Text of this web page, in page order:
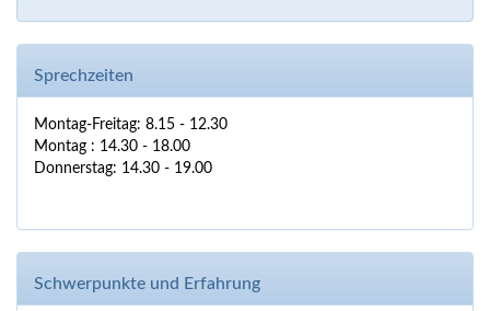
Sprechzeiten
Montag-Freitag: 8.15 - 12.30
Montag : 14.30 - 18.00
Donnerstag: 14.30 - 19.00
Schwerpunkte und Erfahrung